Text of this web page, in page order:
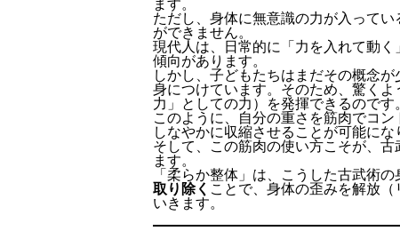
ます。
ただし、身体に無意識の力が入ってい
ができません。
現代人は、日常的に「力を入れて動
傾向があります。
しかし、子どもたちはまだその概念が
身につけています。そのため、驚く
力」としての力）を発揮できるのです
このように、自分の重さを筋肉でコ
しなやかに収縮させることが可能にな
そして、この筋肉の使い方こそが、
ます。
「柔らか整体」は、こうした古武術
取り除く ことで、身体の歪みを解放（
いきます。